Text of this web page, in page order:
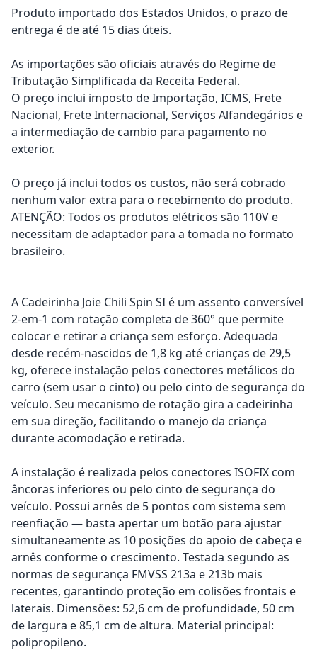
Produto importado dos Estados Unidos, o prazo de
entrega é de até 15 dias úteis.
As importações são oficiais através do Regime de
Tributação Simplificada da Receita Federal.
O preço inclui imposto de Importação, ICMS, Frete
Nacional, Frete Internacional, Serviços Alfandegários e
a intermediação de cambio para pagamento no
exterior.
O preço já inclui todos os custos, não será cobrado
nenhum valor extra para o recebimento do produto.
ATENÇÃO: Todos os produtos elétricos são 110V e
necessitam de adaptador para a tomada no formato
brasileiro.
A Cadeirinha Joie Chili Spin SI é um assento conversível
2-em-1 com rotação completa de 360° que permite
colocar e retirar a criança sem esforço. Adequada
desde recém-nascidos de 1,8 kg até crianças de 29,5
kg, oferece instalação pelos conectores metálicos do
carro (sem usar o cinto) ou pelo cinto de segurança do
veículo. Seu mecanismo de rotação gira a cadeirinha
em sua direção, facilitando o manejo da criança
durante acomodação e retirada.
A instalação é realizada pelos conectores ISOFIX com
âncoras inferiores ou pelo cinto de segurança do
veículo. Possui arnês de 5 pontos com sistema sem
reenfiação — basta apertar um botão para ajustar
simultaneamente as 10 posições do apoio de cabeça e
arnês conforme o crescimento. Testada segundo as
normas de segurança FMVSS 213a e 213b mais
recentes, garantindo proteção em colisões frontais e
laterais. Dimensões: 52,6 cm de profundidade, 50 cm
de largura e 85,1 cm de altura. Material principal:
polipropileno.